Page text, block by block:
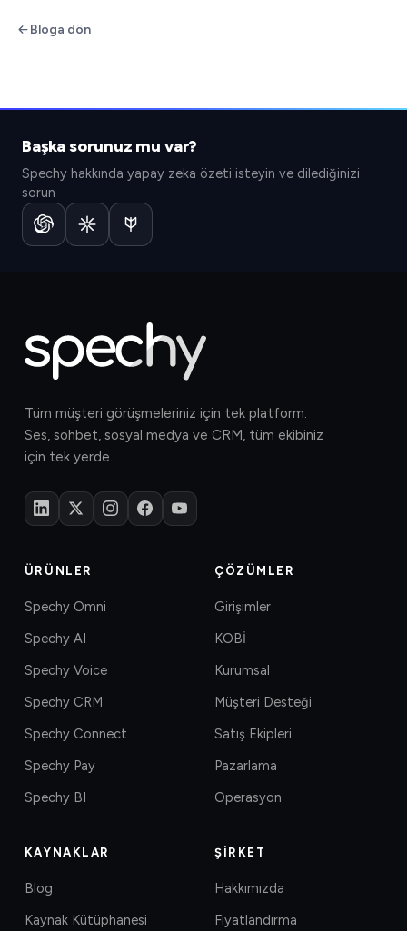
Bloga dön
Başka sorunuz mu var?
Spechy hakkında yapay zeka özeti isteyin ve dilediğinizi
sorun
Tüm müşteri görüşmeleriniz için tek platform.
Ses, sohbet, sosyal medya ve CRM, tüm ekibiniz
için tek yerde.
ÜRÜNLER
Spechy Omni
Spechy AI
Spechy Voice
Spechy CRM
Spechy Connect
Spechy Pay
Spechy BI
ÇÖZÜMLER
Girişimler
KOBİ
Kurumsal
Müşteri Desteği
Satış Ekipleri
Pazarlama
Operasyon
KAYNAKLAR
Blog
Kaynak Kütüphanesi
ŞIRKET
Hakkımızda
Fiyatlandırma